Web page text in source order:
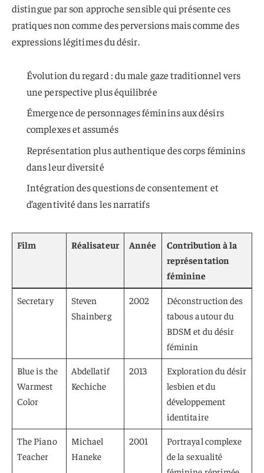
distingue par son approche sensible qui présente ces
pratiques non comme des perversions mais comme des
expressions légitimes du désir.
Évolution du regard : du male gaze traditionnel vers
une perspective plus équilibrée
Émergence de personnages féminins aux désirs
complexes et assumés
Représentation plus authentique des corps féminins
dans leur diversité
Intégration des questions de consentement et
d’agentivité dans les narratifs
Film Réalisateur Année
Contribution à la
représentation
féminine
Secretary
Steven
Shainberg
2002
Déconstruction des
tabous autour du
BDSM et du désir
féminin
Blue is the
Warmest
Color
Abdellatif
Kechiche
2013
Exploration du désir
lesbien et du
développement
identitaire
The Piano
Teacher
Michael
Haneke
2001
Portrayal complexe
de la sexualité